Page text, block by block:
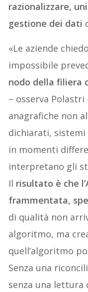
razionalizzare,
gestione dei dati
«Le aziende
impossibile
nodo della filiera
– osserva Polastri
anagrafiche non
dichiarati,
in momenti
interpretano gli
Il risultato è che
frammentata,
di qualità non
algoritmo, ma
quell’algoritmo
Senza una
senza una lettura